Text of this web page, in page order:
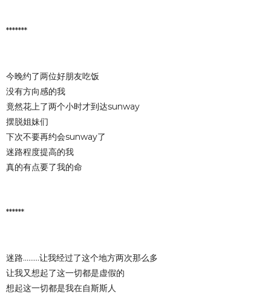
*******
今晚约了两位好朋友吃饭
没有方向感的我
竟然花上了两个小时才到达sunway
摆脱姐妹们
下次不要再约会sunway了
迷路程度提高的我
真的有点要了我的命
******
迷路.........让我经过了这个地方两次那么多
让我又想起了这一切都是虚假的
想起这一切都是我在自斯斯人